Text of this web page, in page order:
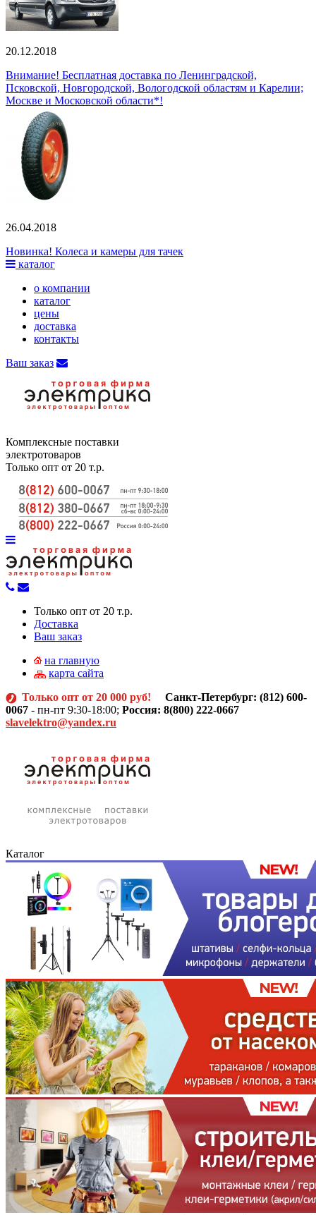
20.12.2018
Внимание! Бесплатная доставка по Ленинградской,
Псковской, Новгородской, Вологодской областям и Карелии;
Москве и Московской области*!
26.04.2018
Новинка! Колеса и камеры для тачек
каталог
о компании
каталог
цены
доставка
контакты
Ваш заказ
Комплексные поставки
электротоваров
Только опт от 20 т.р.
Только опт от 20 т.р.
Доставка
Ваш заказ
на главную
карта сайта
Только опт от 20 000 руб! Санкт-Петербург: (812) 600-
0067 - пн-пт 9:30-18:00; Россия: 8(800) 222-0667
slavelektro@yandex.ru
Каталог